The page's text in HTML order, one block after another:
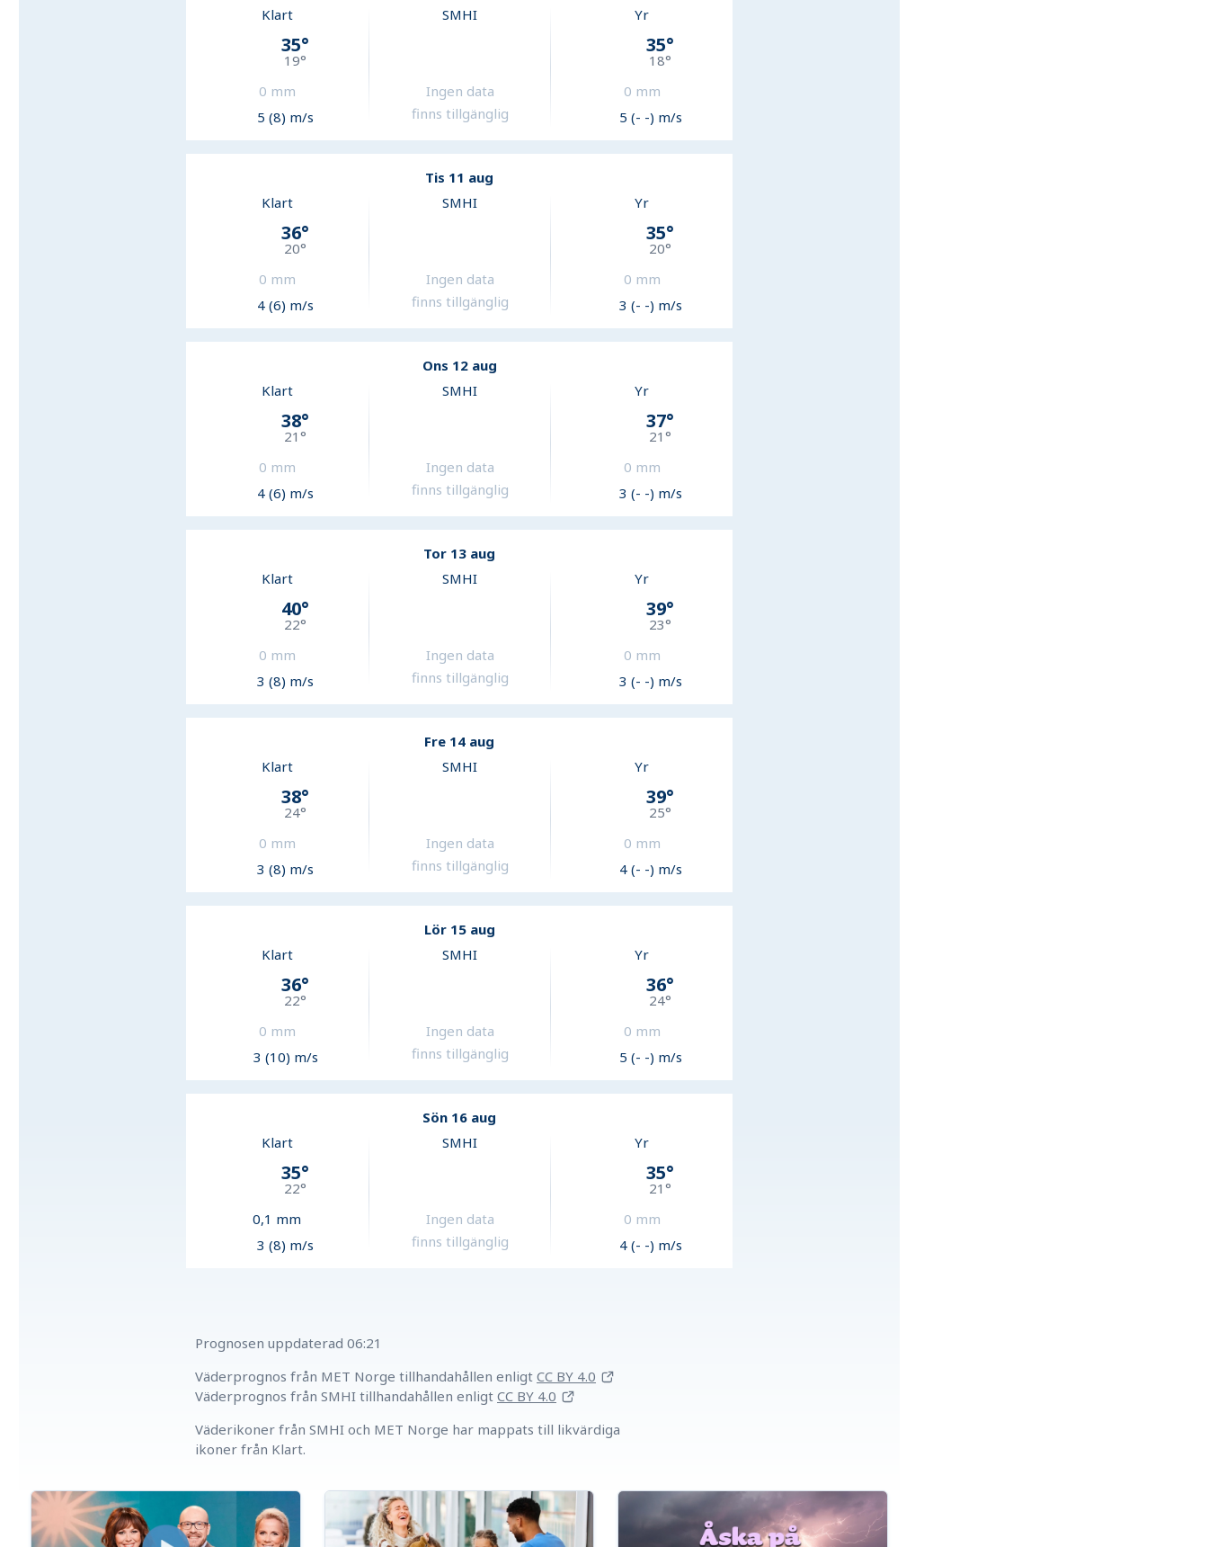
Klart
35°
19°
0 mm
5 (8) m/s
SMHI
Ingen data
finns tillgänglig
Yr
35°
18°
0 mm
5 (- -) m/s
Tis 11 aug
Klart
36°
20°
0 mm
4 (6) m/s
SMHI
Ingen data
finns tillgänglig
Yr
35°
20°
0 mm
3 (- -) m/s
Ons 12 aug
Klart
38°
21 °
0 mm
4 (6) m/s
SMHI
Ingen data
finns tillgänglig
Yr
37°
21 °
0 mm
3 (- -) m/s
Tor 13 aug
Klart
40°
22°
0 mm
3 (8) m/s
SMHI
Ingen data
finns tillgänglig
Yr
39°
23°
0 mm
3 (- -) m/s
Fre 14 aug
Klart
38°
24°
0 mm
3 (8) m/s
SMHI
Ingen data
finns tillgänglig
Yr
39°
25°
0 mm
4 (- -) m/s
Lör 15 aug
Klart
36°
22°
0 mm
3 (10) m/s
SMHI
Ingen data
finns tillgänglig
Yr
36°
24°
0 mm
5 (- -) m/s
Sön 16 aug
Klart
35°
22°
0,1 mm
3 (8) m/s
SMHI
Ingen data
finns tillgänglig
Yr
35°
21 °
0 mm
4 (- -) m/s
Prognosen uppdaterad 06:21
Väderprognos från MET Norge tillhandahållen enligt CC BY 4.0
Väderprognos från SMHI tillhandahållen enligt CC BY 4.0
Väderikoner från SMHI och MET Norge har mappats till likvärdiga
ikoner från Klart.